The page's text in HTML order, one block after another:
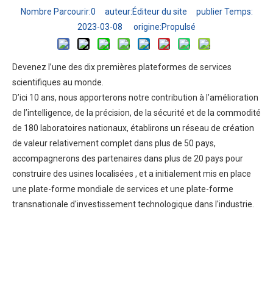
Nombre Parcourir:0 auteur:Éditeur du site publier Temps:
2023-03-08 origine:Propulsé
Devenez l’une des dix premières plateformes de services
scientifiques au monde.
D’ici 10 ans, nous apporterons notre contribution à l’amélioration
de l’intelligence, de la précision, de la sécurité et de la commodité
de 180 laboratoires nationaux, établirons un réseau de création
de valeur relativement complet dans plus de 50 pays,
accompagnerons des partenaires dans plus de 20 pays pour
construire des usines localisées , et a initialement mis en place
une plate-forme mondiale de services et une plate-forme
transnationale d'investissement technologique dans l'industrie.